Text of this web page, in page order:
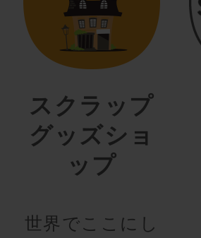
スクラップ
グッズショ
ップ
世界でここにし